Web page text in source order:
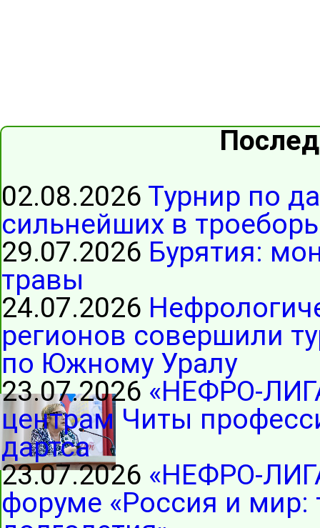
02.08.2026 Турнир по
сильнейших в
29.07.2026 Бурятия:
травы
24.07.2026
регионов совершили
по Южному Уралу
23.07.2026 «НЕФРО-
центрам Читы
дартса
23.07.2026 «НЕФРО-
форуме «Россия и мир: